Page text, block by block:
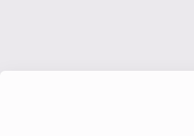
www.hiltonbetx.org/